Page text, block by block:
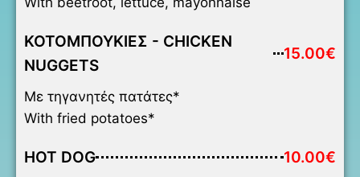
ΚΟΤΟΜΠΟΥΚΙΕΣ - CHICKEN
NUGGETS
15.00€
Με τηγανητές πατάτες*
With fried potatoes*
HOT DOG 10.00€